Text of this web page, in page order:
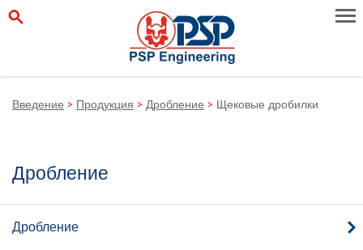
Введение > Продукция > Дробление > Щековые дробилки
Дробление
Дробление